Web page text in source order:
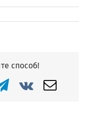
способ!
Telegram
Vk Email